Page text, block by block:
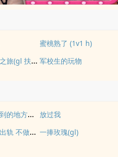
蜜桃熟了 (1v1 h)
阈限空间之旅(gl 扶她) 军校生的玩物
太阳照不到的地方【百合 s】
放过我
画壁【女出轨 不做会死h】 一捧玫瑰(gl)